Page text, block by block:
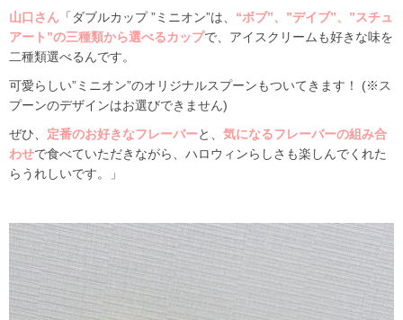
山口さん 「ダブルカップ ”ミニオン”は、 “ボブ”、”デイブ”、”スチュ
アート”の三種類から選べるカップで、アイスクリームも好きな味を
二種類選べるんです。
可愛らしい”ミニオン”のオリジナルスプーンもついてきます！ (※ス
プーンのデザインはお選びできません)
ぜひ、 定番のお好きなフレーバーと、 気になるフレーバーの組み合
わせで食べていただきながら、ハロウィンらしさも楽しんでくれた
らうれしいです。」